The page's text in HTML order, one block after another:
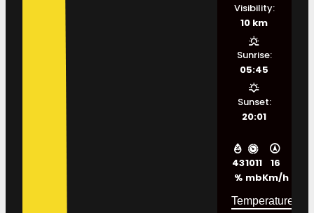
43
%
1011
mb
16
Km/h
Visibility:
10 km
Sunrise:
05:45
Sunset:
20:01